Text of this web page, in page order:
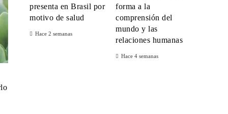
presenta en Brasil por
motivo de salud
Hace 2 semanas
forma a la
comprensión del
mundo y las
relaciones humanas
Hace 4 semanas